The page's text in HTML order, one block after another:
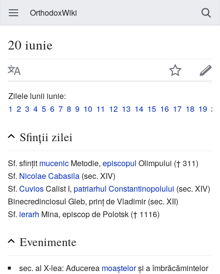
OrthodoxWiki
20 iunie
Zilele lunii iunie:
1 2 3 4 5 6 7 8 9 10 11 12 13 14 15 16 17 18 19 20
Sfinții zilei
Sf. sfințit mucenic Metodie, episcopul Olimpului († 311)
Sf. Nicolae Cabasila (sec. XIV)
Sf. CuviosCalist I, patriarhul Constantinopolului (sec. XIV)
Binecredinciosul Gleb, prinț de Vladimir (sec. XII)
Sf. ierarh Mina, episcop de Polotsk († 1116)
Evenimente
sec. al X-lea: Aducerea moaștelorși a îmbrăcămintelor